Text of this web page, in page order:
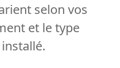
selon vos
et le type